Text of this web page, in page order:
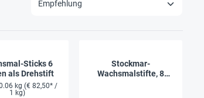
Sticks 6
als Drehstift
kg (€ 82,50* /
1 kg)
Stockmar-
Wachsmalstifte, 8